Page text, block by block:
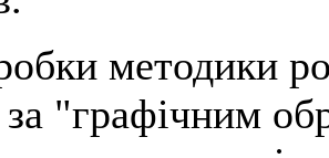
методики
"графічним